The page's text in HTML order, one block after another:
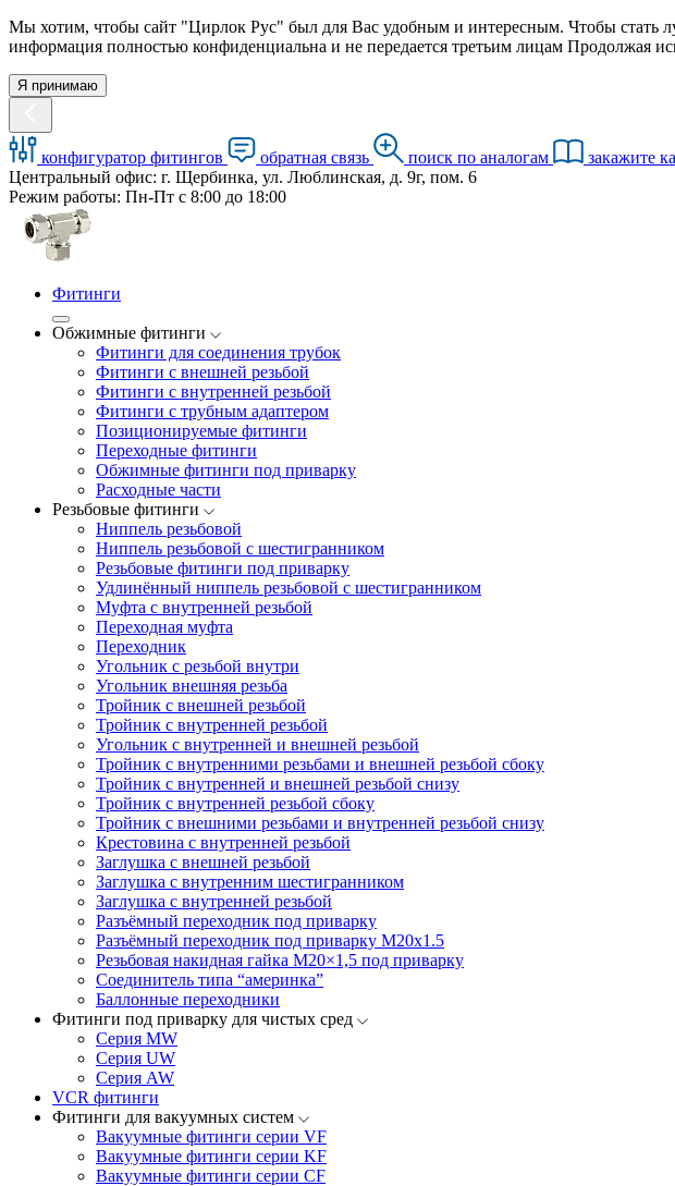
Мы хотим, чтобы сайт "Цирлок Рус" был для Вас удобным и интересным. Чтобы стать
информация полностью конфиденциальна и не передается третьим лицам Продолжая
Я принимаю
конфигуратор фитингов обратная связь поиск по аналогам закажите
Центральный офис: г. Щербинка, ул. Люблинская, д. 9г, пом. 6
Режим работы: Пн-Пт с 8:00 до 18:00
Фитинги
Обжимные фитинги
Фитинги для соединения трубок
Фитинги с внешней резьбой
Фитинги с внутренней резьбой
Фитинги с трубным адаптером
Позиционируемые фитинги
Переходные фитинги
Обжимные фитинги под приварку
Расходные части
Резьбовые фитинги
Ниппель резьбовой
Ниппель резьбовой с шестигранником
Резьбовые фитинги под приварку
Удлинённый ниппель резьбовой с шестигранником
Муфта с внутренней резьбой
Переходная муфта
Переходник
Угольник с резьбой внутри
Угольник внешняя резьба
Тройник с внешней резьбой
Тройник с внутренней резьбой
Угольник с внутренней и внешней резьбой
Тройник с внутренними резьбами и внешней резьбой сбоку
Тройник с внутренней и внешней резьбой снизу
Тройник с внутренней резьбой сбоку
Тройник с внешними резьбами и внутренней резьбой снизу
Крестовина с внутренней резьбой
Заглушка с внешней резьбой
Заглушка с внутренним шестигранником
Заглушка с внутренней резьбой
Разъёмный переходник под приварку
Разъёмный переходник под приварку М20х1.5
Резьбовая накидная гайка M20×1,5 под приварку
Соединитель типа “америнка”
Баллонные переходники
Фитинги под приварку для чистых сред
Серия MW
Серия UW
Серия AW
VCR фитинги
Фитинги для вакуумных систем
Вакуумные фитинги серии VF
Вакуумные фитинги серии KF
Вакуумные фитинги серии CF